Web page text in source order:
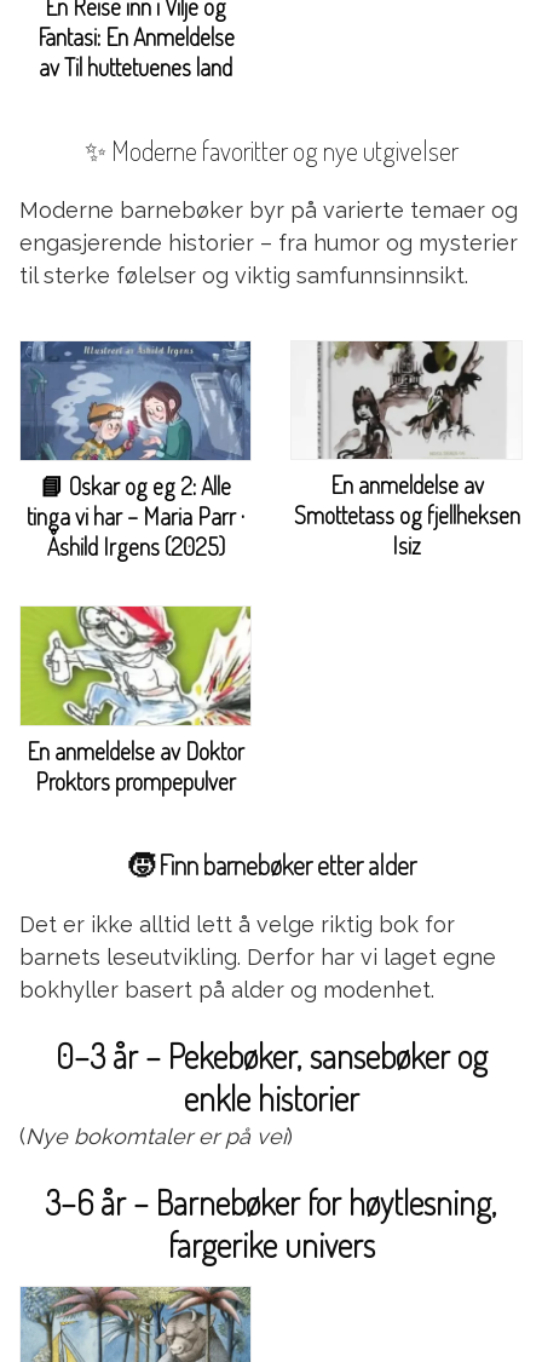
Fantasi: En Anmeldelse
av Til huttetuenes land
✨ Moderne favoritter og nye utgivelser
Moderne barnebøker byr på varierte temaer og
engasjerende historier – fra humor og mysterier
til sterke følelser og viktig samfunnsinnsikt.
📘 Oskar og eg 2: Alle
tinga vi har – Maria Parr ·
Åshild Irgens (2025)
En anmeldelse av
Smottetass og fjellheksen
Isiz
En anmeldelse av Doktor
Proktors prompepulver
🧒 Finn barnebøker etter alder
Det er ikke alltid lett å velge riktig bok for
barnets leseutvikling. Derfor har vi laget egne
bokhyller basert på alder og modenhet.
0–3 år – Pekebøker, sansebøker og
enkle historier
(Nye bokomtaler er på vei)
3–6 år – Barnebøker for høytlesning,
fargerike univers